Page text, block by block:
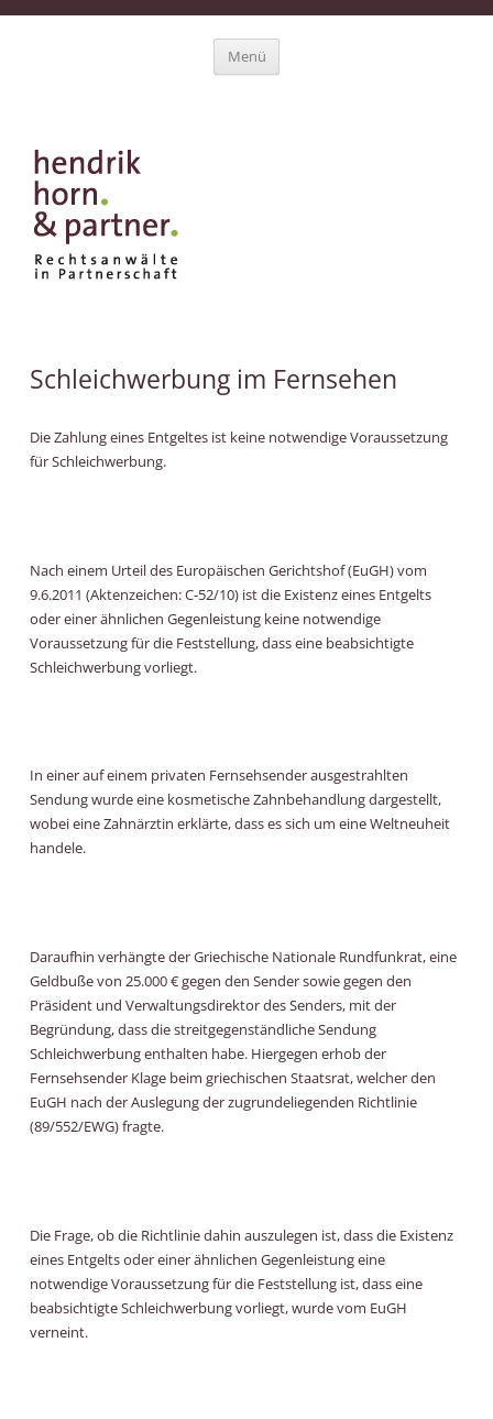
Menü
Schleichwerbung im Fernsehen
Die Zahlung eines Entgeltes ist keine notwendige Voraussetzung
für Schleichwerbung.
Nach einem Urteil des Europäischen Gerichtshof (EuGH) vom
9.6.2011 (Aktenzeichen: C‑52/10) ist die Existenz eines Entgelts
oder einer ähnlichen Gegenleistung keine notwendige
Voraussetzung für die Feststellung, dass eine beabsichtigte
Schleichwerbung vorliegt.
In einer auf einem privaten Fernsehsender ausgestrahlten
Sendung wurde eine kosmetische Zahnbehandlung dargestellt,
wobei eine Zahnärztin erklärte, dass es sich um eine Weltneuheit
handele.
Daraufhin verhängte der Griechische Nationale Rundfunkrat, eine
Geldbuße von 25.000 € gegen den Sender sowie gegen den
Präsident und Verwaltungsdirektor des Senders, mit der
Begründung, dass die streitgegenständliche Sendung
Schleichwerbung enthalten habe. Hiergegen erhob der
Fernsehsender Klage beim griechischen Staatsrat, welcher den
EuGH nach der Auslegung der zugrundeliegenden Richtlinie
(89/552/EWG) fragte.
Die Frage, ob die Richtlinie dahin auszulegen ist, dass die Existenz
eines Entgelts oder einer ähnlichen Gegenleistung eine
notwendige Voraussetzung für die Feststellung ist, dass eine
beabsichtigte Schleichwerbung vorliegt, wurde vom EuGH
verneint.